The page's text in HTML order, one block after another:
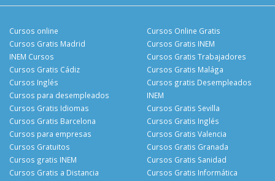
Cursos online
Cursos Gratis Madrid
INEM Cursos
Cursos Gratis Cádiz
Cursos Online Gratis
Cursos Gratis INEM
Cursos Gratis Trabajadores
Cursos Gratis Malága
Cursos Inglés
Cursos para desempleados
Cursos Gratis Idiomas
Cursos Gratis Barcelona
Cursos gratis Desempleados
INEM
Cursos Gratis Sevilla
Cursos Gratis Inglés
Cursos para empresas
Cursos Gratuitos
Cursos gratis INEM
Cursos Gratis a Distancia
Cursos Gratis Valencia
Cursos Gratis Granada
Cursos Gratis Sanidad
Cursos Gratis Informática